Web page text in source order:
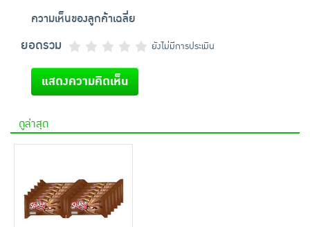
ความเห็นของลูกค้าเฉลี่ย
ยอดรวม ยังไม่มีการประเมิน
แสดงความคิดเห็น
ดูล่าสุด